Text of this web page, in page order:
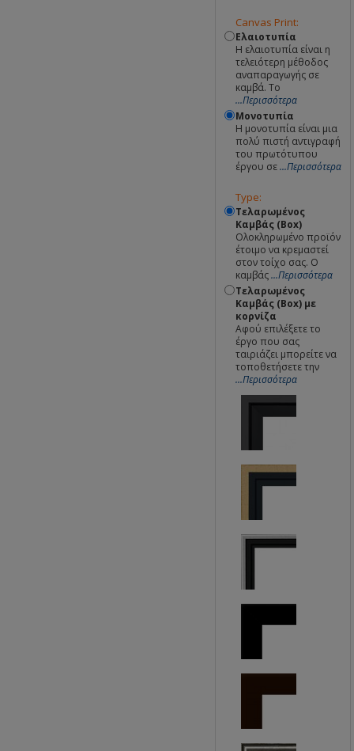
Canvas Print:
Ελαιοτυπία
Η ελαιοτυπία είναι η
τελειότερη μέθοδος
αναπαραγωγής σε
καμβά. Το
...Περισσότερα
Μονοτυπία
Η μονοτυπία είναι μια
πολύ πιστή αντιγραφή
του πρωτότυπου
έργου σε...Περισσότερα
Type:
Τελαρωμένος
Καμβάς (Box)
Ολοκληρωμένο προϊόν
έτοιμο να κρεμαστεί
στον τοίχο σας. Ο
καμβάς...Περισσότερα
Τελαρωμένος
Καμβάς (Box) με
κορνίζα
Αφού επιλέξετε το
έργο που σας
ταιριάζει μπορείτε να
τοποθετήσετε την
...Περισσότερα